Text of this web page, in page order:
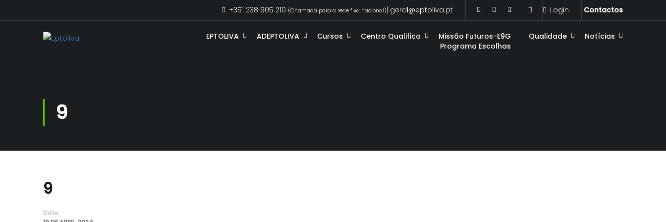
Login Contactos
+351 238 605 210 (Chamada para a rede fixa nacional) | geral@eptoliva.pt
EPTOLIVA ADEPTOLIVA Cursos Centro Qualifica
Missão Futuros-E9G
Programa Escolhas
Qualidade Notícias
9
9
Date